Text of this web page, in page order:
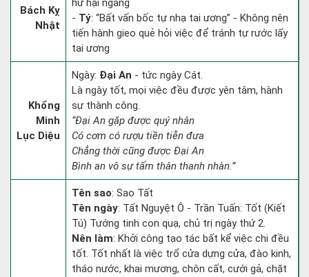
Bách Kỵ
Nhật
hư hại ngang
- Tý: “Bất vấn bốc tự nhạ tai ương” - Không nên
tiến hành gieo quẻ hỏi việc để tránh tự rước lấy
tai ương
Khổng
Minh
Lục Diệu
Ngày: Đại An - tức ngày Cát.
Là ngày tốt, mọi việc đều được yên tâm, hành
sự thành công.
“Đại An gặp được quý nhân
Có cơm có rượu tiền tiễn đưa
Chẳng thời cũng được Đại An
Bình an vô sự tấm thân thanh nhàn.”
Tên sao: Sao Tất
Tên ngày: Tất Nguyệt Ô - Trần Tuấn: Tốt (Kiết
Tú) Tướng tinh con quạ, chủ trị ngày thứ 2.
Nên làm: Khởi công tạo tác bất kể việc chi đều
tốt. Tốt nhất là việc trổ cửa dựng cửa, đào kinh,
tháo nước, khai mương, chôn cất, cưới gả, chặt